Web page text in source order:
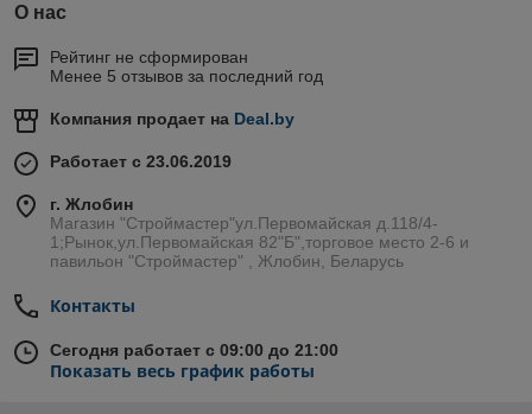
О нас
Рейтинг не сформирован
Менее 5 отзывов за последний год
Компания продает на Deal.by
Работает с 23.06.2019
г. Жлобин
Магазин "Строймастер"ул.Первомайская д.118/4-
1;Рынок,ул.Первомайская 82"Б",торговое место 2-6 и
павильон "Строймастер" , Жлобин, Беларусь
Контакты
Сегодня работает с 09:00 до 21:00
Показать весь график работы